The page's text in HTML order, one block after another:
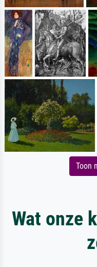
Toon
Wat onze